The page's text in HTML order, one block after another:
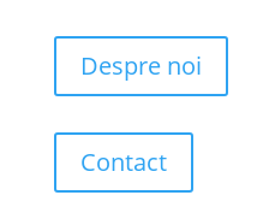
Despre noi
Contact